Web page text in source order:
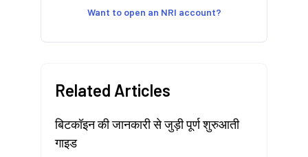
Want to open an NRI account?
Related Articles
बिटकॉइन की जानकारी से जुड़ी पूर्ण शुरुआती
गाइड